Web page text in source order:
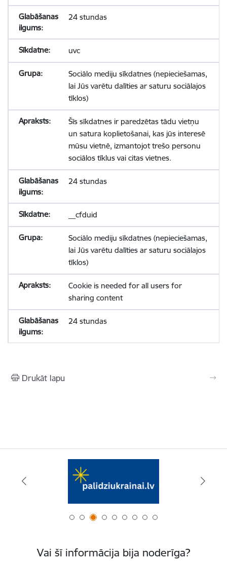
24 stundas
uvc
Sociālo mediju sīkdatnes (nepieciešamas,
lai Jūs varētu dalīties ar saturu sociālajos
tīklos)
Šīs sīkdatnes ir paredzētas tādu vietņu
un satura koplietošanai, kas jūs interesē
mūsu vietnē, izmantojot trešo personu
sociālos tīklus vai citas vietnes.
24 stundas
__cfduid
Sociālo mediju sīkdatnes (nepieciešamas,
lai Jūs varētu dalīties ar saturu sociālajos
tīklos)
Cookie is needed for all users for
sharing content
24 stundas
Drukāt lapu
Vai šī informācija bija noderīga?